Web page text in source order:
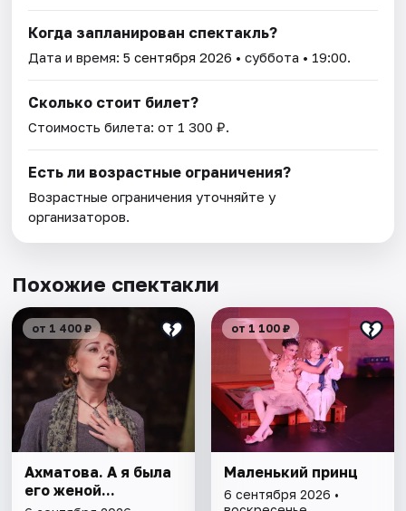
Когда запланирован спектакль?
Дата и время:5 сентября 2026 • суббота • 19:00.
Сколько стоит билет?
Стоимость билета: от 1 300 ₽.
Есть ли возрастные ограничения?
Возрастные ограничения уточняйте у
организаторов.
Похожие спектакли
от 1 400 ₽
Ахматова. А я была
его женой...
от 1 100 ₽
Маленький принц
6 сентября 2026 •